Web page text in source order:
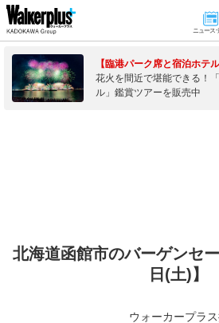
ニュース･
【臨港パーク席と宿泊ホテ
花火を間近で堪能できる！
ル」鑑賞ツアーを販売中
北海道函館市のバーゲンセ
日(土)】
ウォーカープラ